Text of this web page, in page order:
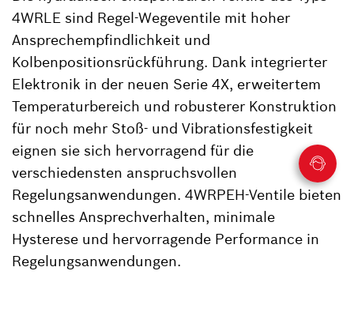
4WRLE sind Regel-Wegeventile mit hoher
Ansprechempfindlichkeit und
Kolbenpositionsrückführung. Dank integrierter
Elektronik in der neuen Serie 4X, erweitertem
Temperaturbereich und robusterer Konstruktion
für noch mehr Stoß- und Vibrationsfestigkeit
eignen sie sich hervorragend für die
verschiedensten anspruchsvollen
Regelungsanwendungen. 4WRPEH-Ventile bieten
schnelles Ansprechverhalten, minimale
Hysterese und hervorragende Performance in
Regelungsanwendungen.